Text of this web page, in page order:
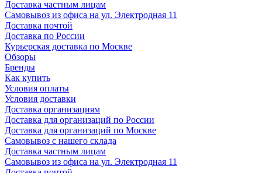
Доставка частным лицам
Самовывоз из офиса на ул. Электродная 11
Доставка почтой
Доставка по России
Курьерская доставка по Москве
Обзоры
Бренды
Как купить
Условия оплаты
Условия доставки
Доставка организациям
Доставка для организаций по России
Доставка для организаций по Москве
Самовывоз с нашего склада
Доставка частным лицам
Самовывоз из офиса на ул. Электродная 11